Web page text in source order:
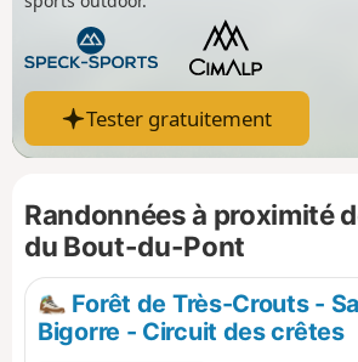
Tester gratuitement
Randonnées à proximité
du Bout-du-Pont
Forêt de Très-Crouts -
Bigorre - Circuit des crêtes